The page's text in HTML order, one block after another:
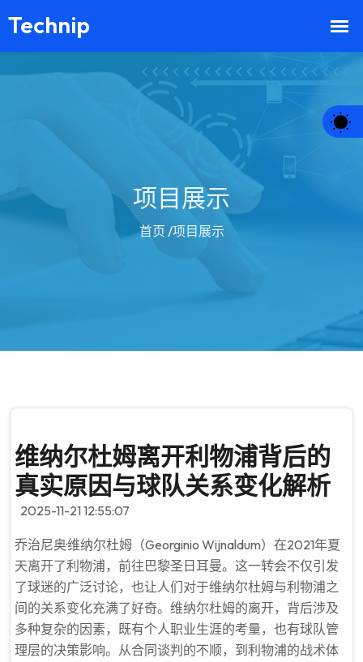
项目展示
首页 /项目展示
维纳尔杜姆离开利物浦背后的
真实原因与球队关系变化解析
2025-11-21 12:55:07
乔治尼奥·维纳尔杜姆（Georginio Wijnaldum）在2021年夏
天离开了利物浦，前往巴黎圣日耳曼。这一转会不仅引发
了球迷的广泛讨论，也让人们对于维纳尔杜姆与利物浦之
间的关系变化充满了好奇。维纳尔杜姆的离开，背后涉及
多种复杂的因素，既有个人职业生涯的考量，也有球队管
理层的决策影响。从合同谈判的不顺，到利物浦的战术体